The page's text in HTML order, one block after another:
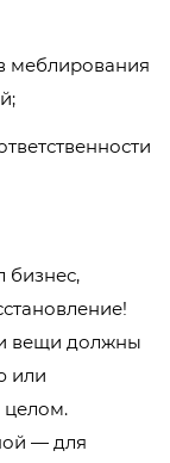
меблирования
бизнес,
вещи должны
или
целом.
— для